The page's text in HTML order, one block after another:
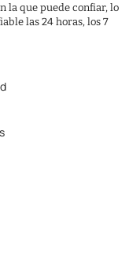
la que puede confiar, lo
las 24 horas, los 7